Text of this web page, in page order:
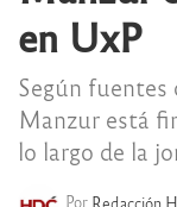
en UxP
Según
Manzur está
lo largo de la
Por Redacción